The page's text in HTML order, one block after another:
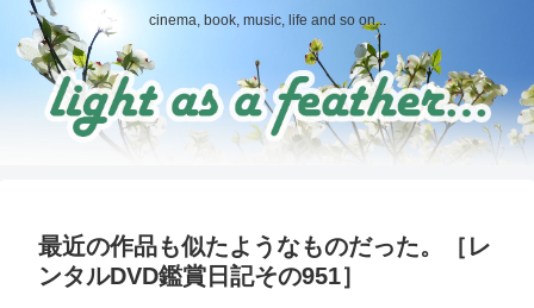
cinema, book, music, life and so on...
最近の作品も似たようなものだった。［レ
ンタルDVD鑑賞日記その951］